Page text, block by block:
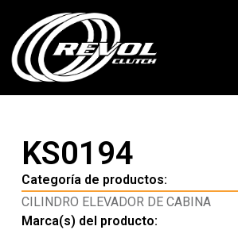
KS0194
Categoría de productos:
CILINDRO ELEVADOR DE CABINA
Marca(s) del producto: